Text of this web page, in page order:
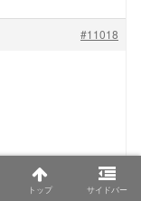
#11018
物もシタンさ
トップ サイドバー